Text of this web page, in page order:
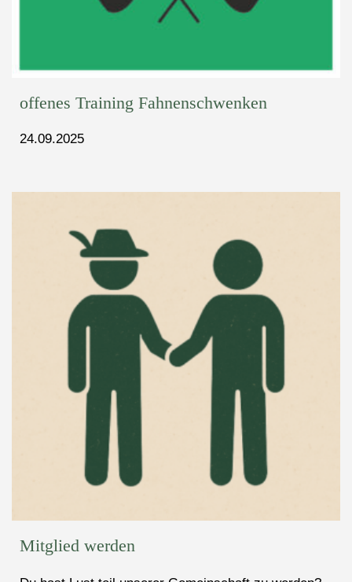
offenes Training Fahnenschwenken
24.09.2025
Mitglied werden